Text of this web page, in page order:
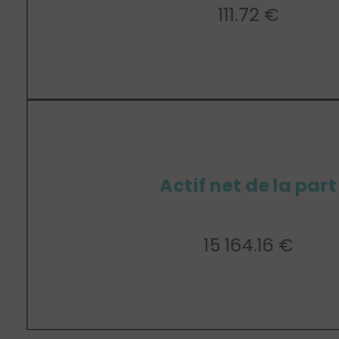
111.72 €
Actif net de la part
15 164.16 €